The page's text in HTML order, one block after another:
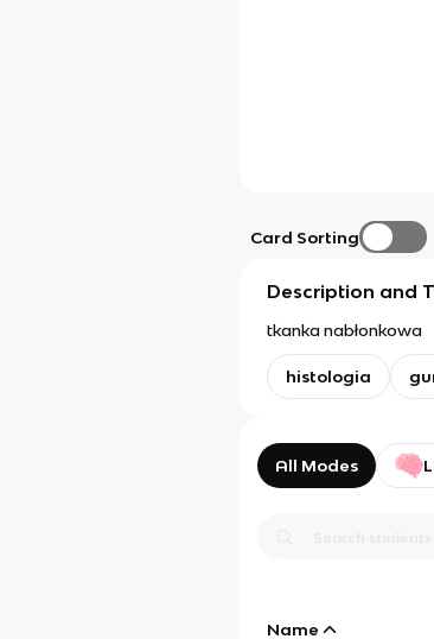
Card Sorting
Description and
tkanka nabłonkowa
histologia
All Modes
Name